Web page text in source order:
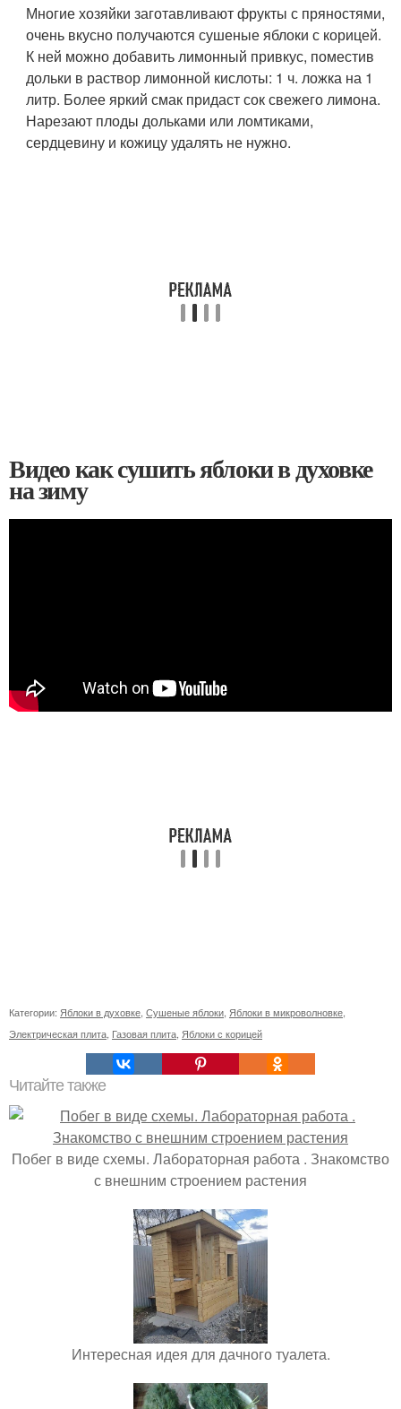
Многие хозяйки заготавливают фрукты с пряностями,
очень вкусно получаются сушеные яблоки с корицей.
К ней можно добавить лимонный привкус, поместив
дольки в раствор лимонной кислоты: 1 ч. ложка на 1
литр. Более яркий смак придаст сок свежего лимона.
Нарезают плоды дольками или ломтиками,
сердцевину и кожицу удалять не нужно.
Видео как сушить яблоки в духовке
на зиму
Категории: Яблоки в духовке Сушеные яблоки Яблоки в микроволновке
Электрическая плита Газовая плита Яблоки с корицей
Читайте также
Побег в виде схемы. Лабораторная работа . Знакомство
с внешним строением растения
Интересная идея для дачного туалета.